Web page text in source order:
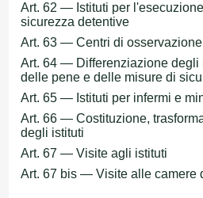
Art. 62 — Istituti per
sicurezza detentive
Art. 63 — Centri di osservazione
Art. 64 — Differenziazione degli
delle pene e delle misure di
Art. 65 — Istituti per infermi e
Art. 66 — Costituzione,
degli istituti
Art. 67 — Visite agli istituti
Art. 67 bis — Visite alle camere